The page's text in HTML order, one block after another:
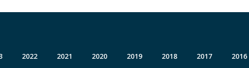
2022 2021 2020 2019 2018 2017 2016